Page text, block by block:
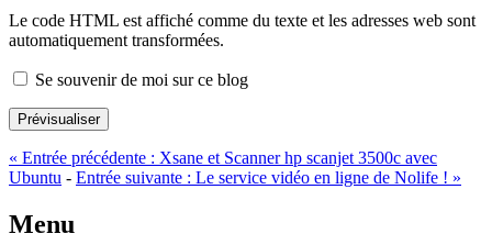
Le code HTML est affiché comme du texte et les adresses web sont
automatiquement transformées.
Se souvenir de moi sur ce blog
Prévisualiser
« Entrée précédente : Xsane et Scanner hp scanjet 3500c avec
Ubuntu - Entrée suivante : Le service vidéo en ligne de Nolife ! »
Menu